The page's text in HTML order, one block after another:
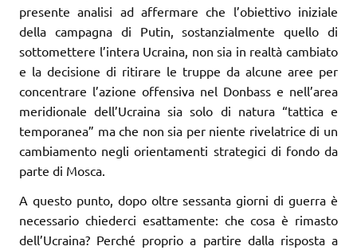
presente analisi ad affermare che l’obiettivo iniziale
della campagna di Putin, sostanzialmente quello di
sottomettere l’intera Ucraina, non sia in realtà cambiato
e la decisione di ritirare le truppe da alcune aree per
concentrare l’azione offensiva nel Donbass e nell’area
meridionale dell’Ucraina sia solo di natura “tattica e
temporanea” ma che non sia per niente rivelatrice di un
cambiamento negli orientamenti strategici di fondo da
parte di Mosca.
A questo punto, dopo oltre sessanta giorni di guerra è
necessario chiederci esattamente: che cosa è rimasto
dell’Ucraina? Perché proprio a partire dalla risposta a